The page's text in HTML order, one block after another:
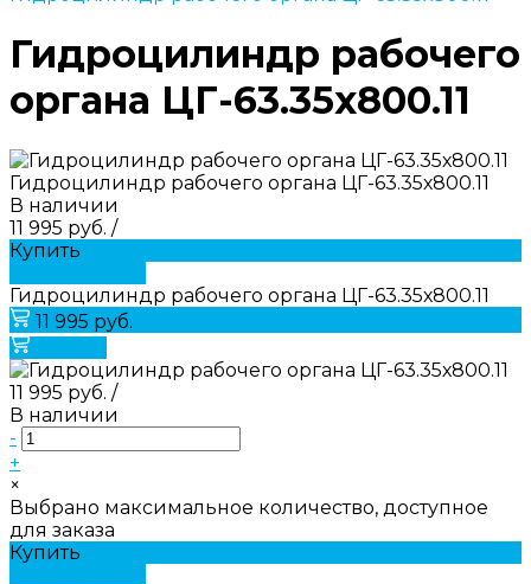
Гидроцилиндр рабочего
органа ЦГ-63.35х800.11
Гидроцилиндр рабочего органа ЦГ-63.35х800.11
В наличии
11 995 руб. /
Купить
Гидроцилиндр рабочего органа ЦГ-63.35х800.11
11 995 руб.
11 995 руб. /
В наличии
-
+
×
Выбрано максимальное количество, доступное
для заказа
Купить